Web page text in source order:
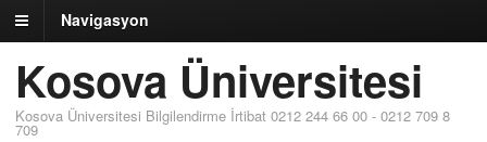
Navigasyon
Kosova Üniversitesi
Kosova Üniversitesi Bilgilendirme İrtibat 0212 244 66 00 - 0212 709 8
709